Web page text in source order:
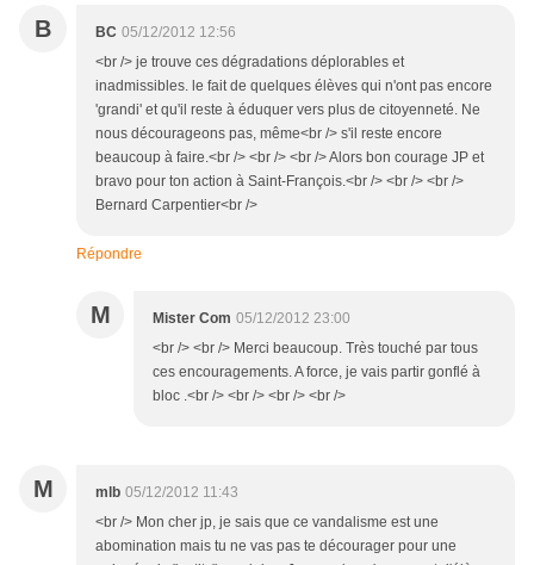
B BC 05/12/2012 12:56
<br /> je trouve ces dégradations déplorables et
inadmissibles. le fait de quelques élèves qui n'ont pas encore
'grandi' et qu'il reste à éduquer vers plus de citoyenneté. Ne
nous décourageons pas, même<br /> s'il reste encore
beaucoup à faire.<br /> <br /> <br /> Alors bon courage JP et
bravo pour ton action à Saint-François.<br /> <br /> <br />
Bernard Carpentier<br />
Répondre
M Mister Com 05/12/2012 23:00
<br /> <br /> Merci beaucoup. Très touché par tous
ces encouragements. A force, je vais partir gonflé à
bloc .<br /> <br /> <br /> <br />
M mlb 05/12/2012 11:43
<br /> Mon cher jp, je sais que ce vandalisme est une
abomination mais tu ne vas pas te décourager pour une